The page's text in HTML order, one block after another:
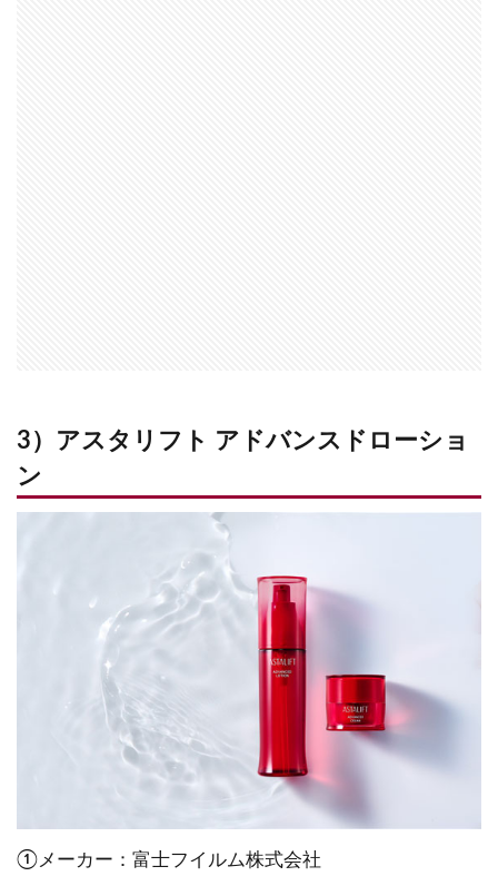
3）アスタリフト アドバンスドローショ
ン
①メーカー：富士フイルム株式会社